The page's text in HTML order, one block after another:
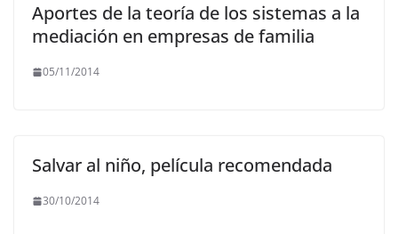
Aportes de la teoría de los sistemas a la
mediación en empresas de familia
05/11/2014
Salvar al niño, película recomendada
30/10/2014